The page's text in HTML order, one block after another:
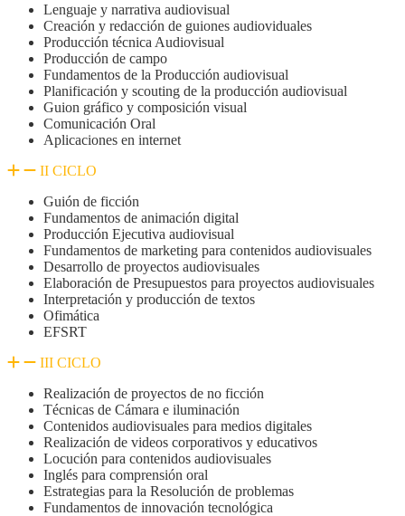
Lenguaje y narrativa audiovisual
Creación y redacción de guiones audioviduales
Producción técnica Audiovisual
Producción de campo
Fundamentos de la Producción audiovisual
Planificación y scouting de la producción audiovisual
Guion gráfico y composición visual
Comunicación Oral
Aplicaciones en internet
II CICLO
Guión de ficción
Fundamentos de animación digital
Producción Ejecutiva audiovisual
Fundamentos de marketing para contenidos audiovisuales
Desarrollo de proyectos audiovisuales
Elaboración de Presupuestos para proyectos audiovisuales
Interpretación y producción de textos
Ofimática
EFSRT
III CICLO
Realización de proyectos de no ficción
Técnicas de Cámara e iluminación
Contenidos audiovisuales para medios digitales
Realización de videos corporativos y educativos
Locución para contenidos audiovisuales
Inglés para comprensión oral
Estrategias para la Resolución de problemas
Fundamentos de innovación tecnológica